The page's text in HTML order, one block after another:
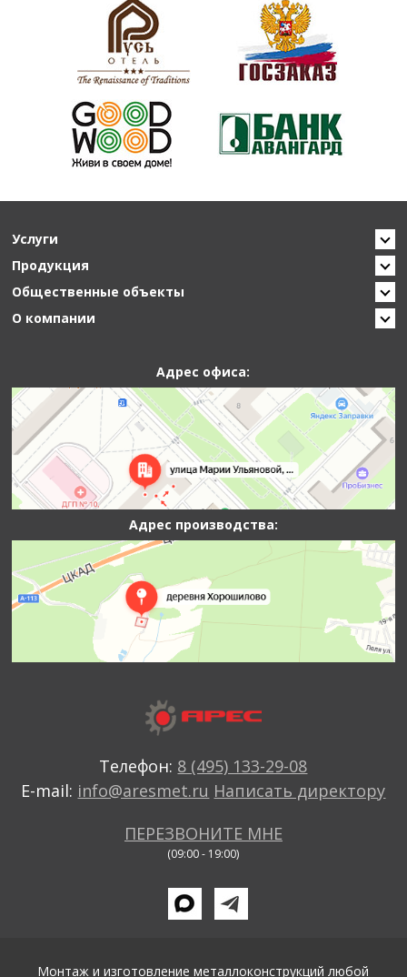
Услуги
Продукция
Общественные объекты
О компании
Адрес офиса:
Адрес производства:
Телефон: 8 (495) 133-29-08
E-mail: info@aresmet.ru Написать директору
ПЕРЕЗВОНИТЕ МНЕ
(09:00 - 19:00)
Монтаж и изготовление металлоконструкций любой